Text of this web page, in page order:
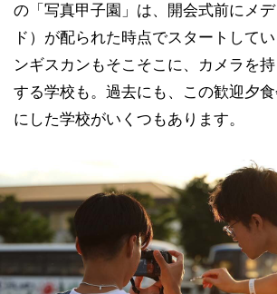
の「写真甲子園」は、開会式前にメ
ド）が配られた時点でスタートして
ンギスカンもそこそこに、カメラを
する学校も。過去にも、この歓迎夕
にした学校がいくつもあります。